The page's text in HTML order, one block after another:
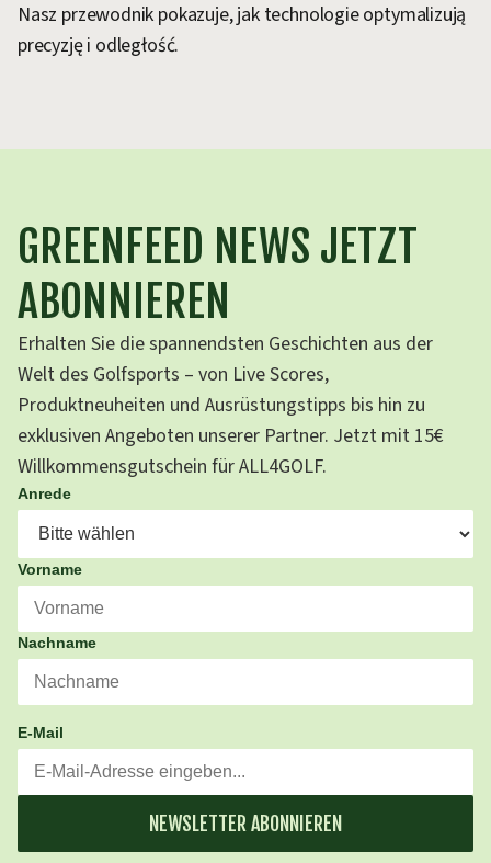
Nasz przewodnik pokazuje, jak technologie optymalizują
precyzję i odległość.
GREENFEED NEWS JETZT
ABONNIEREN
Erhalten Sie die spannendsten Geschichten aus der
Welt des Golfsports – von Live Scores,
Produktneuheiten und Ausrüstungstipps bis hin zu
exklusiven Angeboten unserer Partner. Jetzt mit 15€
Willkommensgutschein für ALL4GOLF.
Anrede
Vorname
Nachname
E-Mail
NEWSLETTER ABONNIEREN